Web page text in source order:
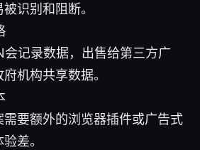
识别和阻断。
会记录数据，出售给第三方广
机构共享数据。
需要额外的浏览器插件或广告式
差。